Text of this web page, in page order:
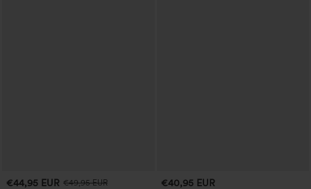
€44,95 EUR €49,95 EUR
€40,95 EUR